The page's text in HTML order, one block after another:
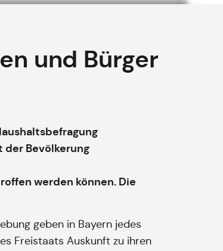
und Bürger
der Bevölkerung
werden können. Die
geben in Bayern jedes
Freistaats Auskunft zu ihren